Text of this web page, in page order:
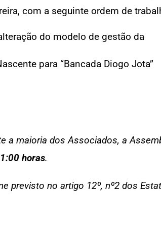
com a seguinte ordem de
do modelo de gestão da
para “Bancada Diogo Jota”
a maioria dos Associados, a
horas.
previsto no artigo 12º, nº2 dos